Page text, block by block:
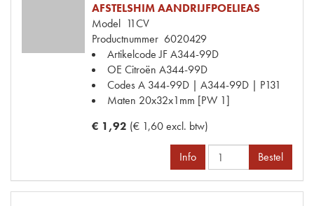
AFSTELSHIM AANDRIJFPOELIEAS
Model 11CV
Productnummer 6020429
Artikelcode JFA344-99D
OE Citroën A344-99D
CodesA 344-99D | A344-99D | P131
Maten 20x32x1mm [PW 1]
€ 1,92 (€ 1,60 excl. btw)
Info Bestel